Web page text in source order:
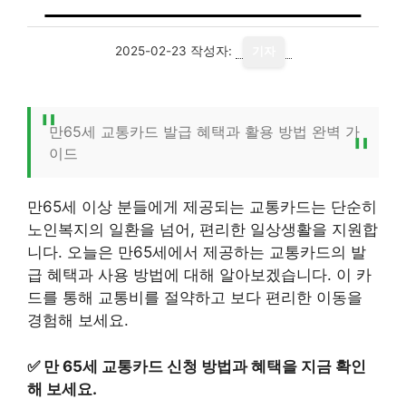
2025-02-23 작성자:
만65세 교통카드 발급 혜택과 활용 방법 완벽 가
이드
만65세 이상 분들에게 제공되는 교통카드는 단순히
노인복지의 일환을 넘어, 편리한 일상생활을 지원합
니다. 오늘은 만65세에서 제공하는 교통카드의 발
급 혜택과 사용 방법에 대해 알아보겠습니다. 이 카
드를 통해 교통비를 절약하고 보다 편리한 이동을
경험해 보세요.
✅ 만 65세 교통카드 신청 방법과 혜택을 지금 확인
해 보세요.